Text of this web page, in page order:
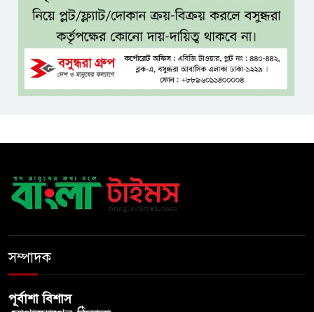
বঙ্গভবনের নতুন বাসিন্দা কি মির্জা
ফখরুল? বিএনপিতে জোর
আলোচনা, সিদ্ধান্ত নেবেন তারেক
রহমান
বাংলাদেশে এলো থাইল্যান্ডের শীর্ষ
কফি ব্র্যান্ড ‘ক্যাফে আমাজন
সম্পাদক
পূর্বাশা বিশাস